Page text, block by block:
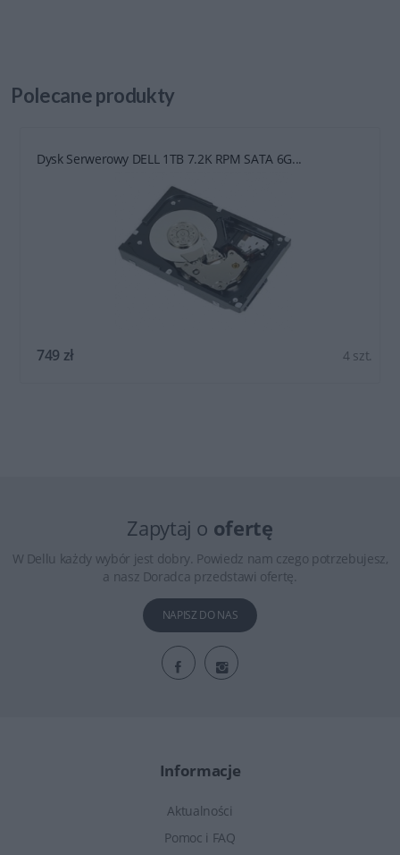
Polecaneprodukty
Dysk Serwerowy DELL 1TB 7.2K RPM SATA 6G...
749 zł 4 szt.
Zapytaj o ofertę
W Dellu każdy wybór jest dobry. Powiedz nam czego potrzebujesz,
a nasz Doradca przedstawi ofertę.
NAPISZ DO NAS
Informacje
Aktualności
Pomoc i FAQ